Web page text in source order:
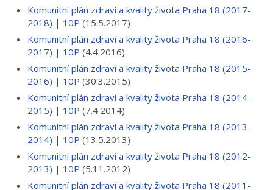
Komunitní plán zdraví a kvality života Praha 18 (2017-
2018) | 10P (15.5.2017)
Komunitní plán zdraví a kvality života Praha 18 (2016-
2017) | 10P (4.4.2016)
Komunitní plán zdraví a kvality života Praha 18 (2015-
2016) | 10P (30.3.2015)
Komunitní plán zdraví a kvality života Praha 18 (2014-
2015) | 10P (7.4.2014)
Komunitní plán zdraví a kvality života Praha 18 (2013-
2014) | 10P (13.5.2013)
Komunitní plán zdraví a kvality života Praha 18 (2012-
2013) | 10P (5.11.2012)
Komunitní plán zdraví a kvality života Praha 18 (2011-